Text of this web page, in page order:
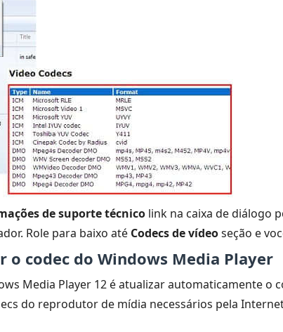
de suporte técnico link na caixa de diálogo
Role para baixo até Codecs de vídeoseção e
codec do Windows Media Player
Media Player 12 é atualizar automaticamente o
do reprodutor de mídia necessários pela